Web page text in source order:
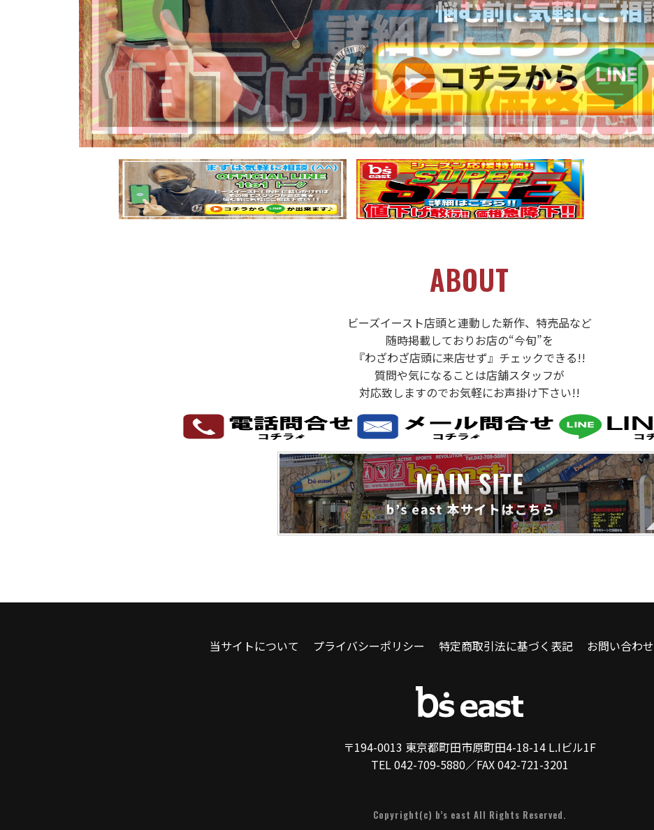
ABOUT
ビーズイースト店頭と連動した新作、特売品など
随時掲載しておりお店の“今旬”を
『わざわざ店頭に来店せず』チェックできる!!
質問や気になることは店舗スタッフが
対応致しますのでお気軽にお声掛け下さい!!
当サイトについて プライバシーポリシー 特定商取引法に基づく表記 お問い合わせ
〒194-0013 東京都町田市原町田4-18-14 L.Iビル1F
TEL 042-709-5880／FAX 042-721-3201
Copyright(c) b’s east All Rights Reserved.